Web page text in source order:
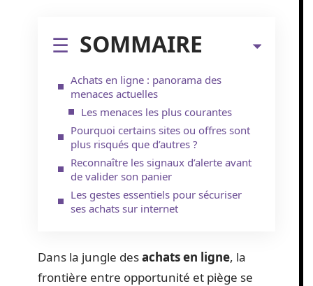
SOMMAIRE
Achats en ligne : panorama des
menaces actuelles
Les menaces les plus courantes
Pourquoi certains sites ou offres sont
plus risqués que d’autres ?
Reconnaître les signaux d’alerte avant
de valider son panier
Les gestes essentiels pour sécuriser
ses achats sur internet
Dans la jungle desachats en ligne, la
frontière entre opportunité et piège se